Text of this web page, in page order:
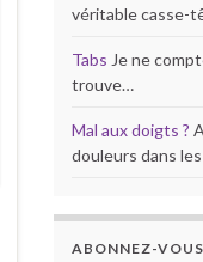
véritable casse-
Tabs Je ne
trouve…
Mal aux doigts ?
douleurs dans
ABONNEZ-